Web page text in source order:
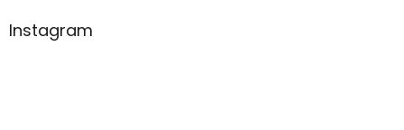
Instagram